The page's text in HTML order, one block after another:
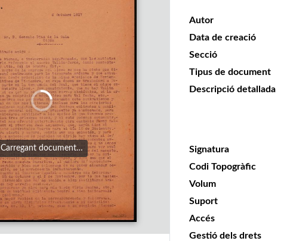
Carregant document…
Autor
Data de creació
Secció
Tipus de document
Descripció detallada
Signatura
Codi Topogràfic
Volum
Suport
Accés
Gestió dels drets